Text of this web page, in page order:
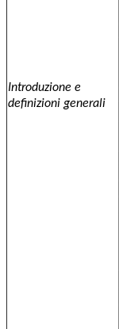
Introduzione e
definizioni generali